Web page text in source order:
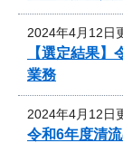
2024年4月12日
【選定結果
業務
2024年4月12日
令和6年度清